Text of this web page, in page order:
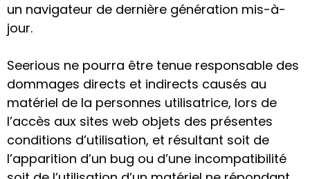
un navigateur de dernière génération mis-à-
jour.
Seerious ne pourra être tenue responsable des
dommages directs et indirects causés au
matériel de la personnes utilisatrice, lors de
l’accès aux sites web objets des présentes
conditions d’utilisation, et résultant soit de
l’apparition d’un bug ou d’une incompatibilité